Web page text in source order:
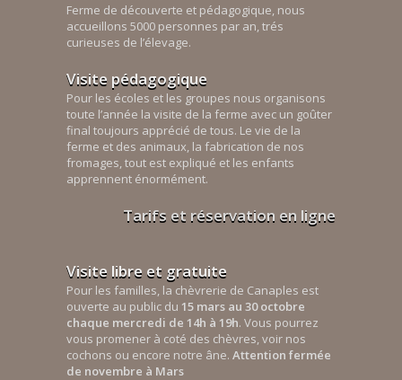
Ferme de découverte et pédagogique, nous
accueillons 5000 personnes par an, trés
curieuses de l’élevage.
Visite pédagogique
Pour les écoles et les groupes nous organisons
toute l’année la visite de la ferme avec un goûter
final toujours apprécié de tous. Le vie de la
ferme et des animaux, la fabrication de nos
fromages, tout est expliqué et les enfants
apprennent énormément.
Tarifs et réservation en ligne
Visite libre et gratuite
Pour les familles, la chèvrerie de Canaples est
ouverte au public du 15 mars au 30 octobre
chaque mercredi de 14h à 19h. Vous pourrez
vous promener à coté des chèvres, voir nos
cochons ou encore notre âne. Attention fermée
de novembre à Mars